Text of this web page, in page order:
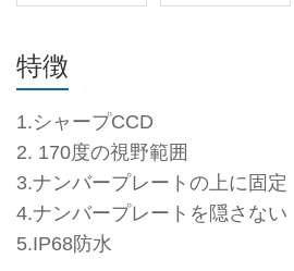
特徴
1.シャープCCD
2. 170度の視野範囲
3.ナンバープレートの上に固定
4.ナンバープレートを隠さない
5.IP68防水